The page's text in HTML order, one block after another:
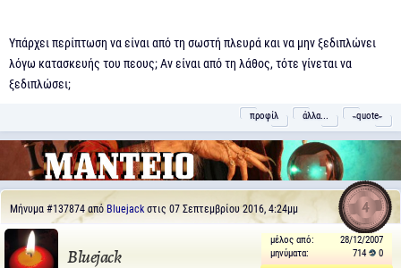
Υπάρχει περίπτωση να είναι από τη σωστή πλευρά και να μην ξεδιπλώνει
λόγω κατασκευής του πεους; Αν είναι από τη λάθος, τότε γίνεται να
ξεδιπλώσει;
προφίλ άλλα... ˵quote˶
4
Μήνυμα #137874από Bluejack στις 07 Σεπτεμβρίου 2016, 4:24μμ
Bluejack
μέλος από:
28/12/2007
μηνύματα:
714
0